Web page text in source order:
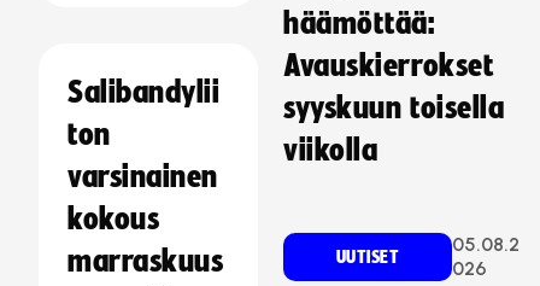
Salibandylii
ton
varsinainen
kokous
marraskuus
häämöttää:
Avauskierrokset
syyskuun toisella
viikolla
UUTISET
05.08.2
026